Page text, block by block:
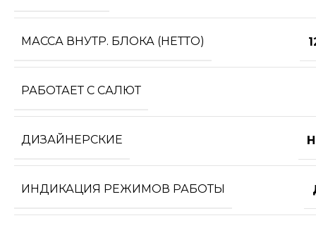
МАССА ВНУТР. БЛОКА (НЕТТО)
РАБОТАЕТ С САЛЮТ
ДИЗАЙНЕРСКИЕ
ИНДИКАЦИЯ РЕЖИМОВ РАБОТЫ